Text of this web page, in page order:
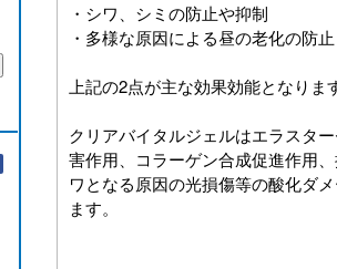
・シワ、シミの防止や抑制
・多様な原因による昼の老化の防止
上記の2点が主な効果効能となりま
クリアバイタルジェルはエラスタ
害作用、コラーゲン合成促進作用
ワとなる原因の光損傷等の酸化ダ
ます。